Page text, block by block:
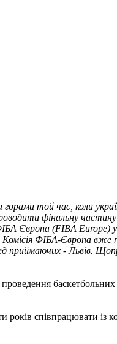
той час, коли
фінальну
Європа (FIBA Europe) у
ФІБА-Європа вже
- Львів.
років співпрацювати із